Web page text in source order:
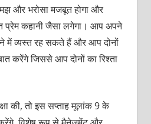
और भरोसा मजबूत होगा और
प्रेम कहानी जैसा लगेगा। आप अपने
में व्यस्त रह सकते हैं और आप दोनों
करेंगे जिससे आप दोनों का रिश्ता
की, तो इस सप्ताह मूलांक 9 के